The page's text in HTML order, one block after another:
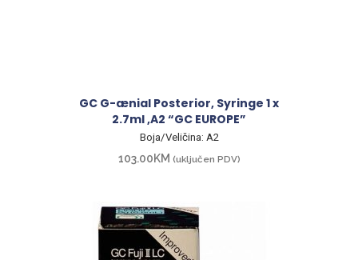
GC G-ænial Posterior, Syringe 1 x
2.7ml ,A2 “GC EUROPE”
Boja/Veličina: A2
103.00KM (uključen PDV)